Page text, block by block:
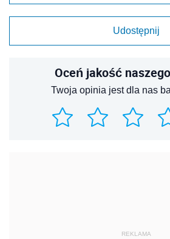
Udostępnij
Oceń jakość
Twoja opinia jest dla nas
REKLAMA